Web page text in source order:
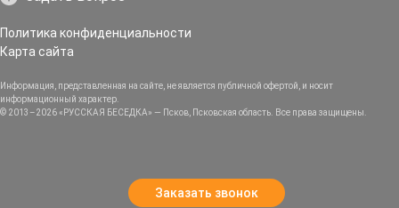
Политика конфиденциальности
Карта сайта
© 2013–2026 «РУССКАЯ БЕСЕДКА» — Псков, Псковская область. Все права защищены.
Информация, представленная на сайте, не является публичной офертой, и носит
информационный характер.
Заказать звонок